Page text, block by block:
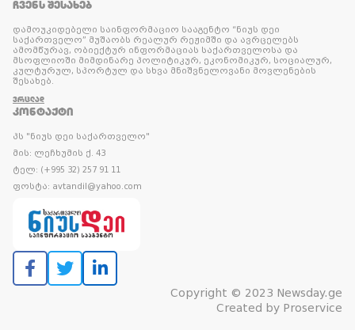
ᲩᲕᲔᲜᲡ ᲨᲔᲡᲐᲮᲔᲑ
დამოუკიდებელი საინფორმაციო სააგენტო “ნიუს დეი
საქართველო” მუშაობს რეალურ რეჟიმში და ავრცელებს
ამომწურავ, ობიექტურ ინფორმაციას საქართველოსა და
მსოფლიოში მიმდინარე პოლიტიკურ, ეკონომიკურ, სოციალურ,
კულტურულ, სპორტულ და სხვა მნიშვნელოვანი მოვლენების
შესახებ.
ᲕᲠᲪᲚᲐᲓ
ᲙᲝᲜᲢᲐᲥᲢᲘ
პს "ნიუს დეი საქართველო"
მის: ლეჩხუმის ქ. 43
ტელ: (+995 32) 257 91 11
ფოსტა: avtandil@yahoo.com
Copyright © 2023 Newsday.ge
Created by Proservice